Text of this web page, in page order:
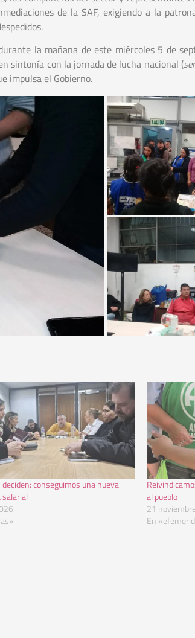
de la SAF, exigiendo a la
la mañana de este miércoles 5 de
sintonía con la jornada de lucha nacional (
impulsa el Gobierno.
deciden: conseguimos una nueva
al pueblo
21
En